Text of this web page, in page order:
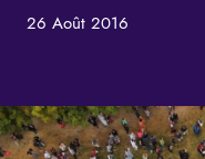
26 Août 2016